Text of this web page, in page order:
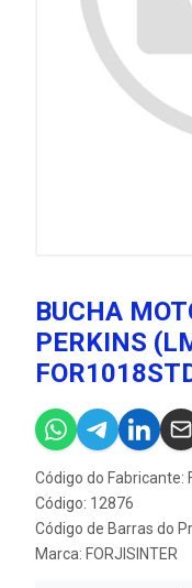
BUCHA
PERKINS
Código do Fabricante:
Código: 12876
Código de Barras do
Marca: FORJISINTER